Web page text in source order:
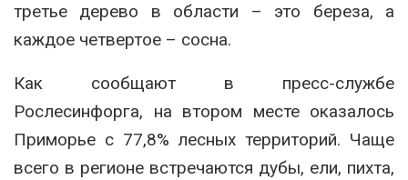
третье дерево в области – это береза, а
каждое четвертое – сосна.
Как сообщают в пресс-службе
Рослесинфорга, на втором месте оказалось
Приморье с 77,8% лесных территорий. Чаще
всего в регионе встречаются дубы, ели, пихта,